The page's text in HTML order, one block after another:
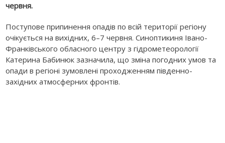
червня.
Поступове припинення опадів по всій території регіону
очікується на вихідних, 6–7 червня. Синоптикиня Івано-
Франківського обласного центру з гідрометеорології
Катерина Бабинюк зазначила, що зміна погодних умов та
опади в регіоні зумовлені проходженням південно-
західних атмосферних фронтів.